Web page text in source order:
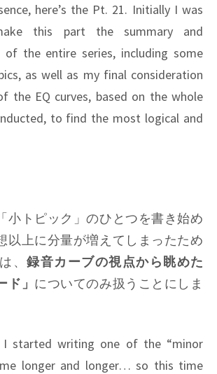
here’s the Pt. 21. Initially I was
this part the summary and
of the entire series, including some
as well as my final consideration
the EQ curves, based on the whole
to find the most logical and
小トピック」のひとつを書き始め
以上に分量が増えてしまったため
、 録音カーブの視点から眺めた
ド」 についてのみ扱うことにしま
I started writing one of the “minor
longer and longer… so this time